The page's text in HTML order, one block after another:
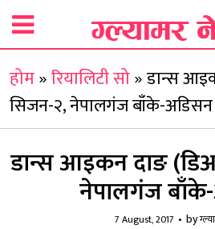
होम»रियालिटी सो»डान्स
सिजन-२, नेपालगंज बाँके-अडिसन
डान्स आइकन दाङ
नेपालगंज
7 August, 2017 by